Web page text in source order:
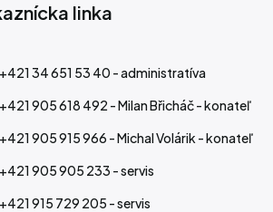
linka
+421 34 651 53 40 - administratíva
+421 905 618 492 - Milan Břicháč - konateľ
+421 905 915 966 - Michal Volárik - konateľ
+421 905 905 233 - servis
+421 915 729 205 - servis